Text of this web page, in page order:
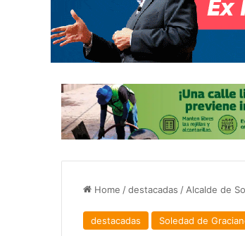
Home /destacadas / Alcalde de
destacadas Soledad de